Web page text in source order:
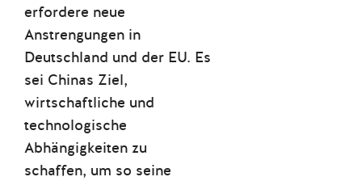
erfordere neue
Anstrengungen in
Deutschland und der EU. Es
sei Chinas Ziel,
wirtschaftliche und
technologische
Abhängigkeiten zu
schaffen, um so seine